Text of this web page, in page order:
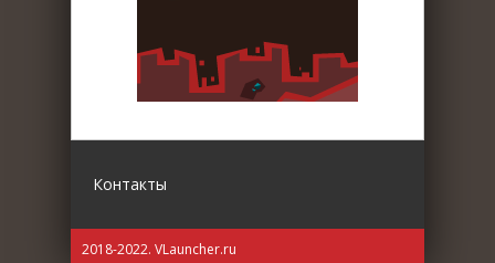
Контакты
2018-2022. VLauncher.ru